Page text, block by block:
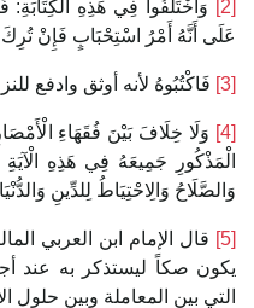
[2]
وَاخْتَلَفُوا فِي هَذِهِ
عَلَى أَنَّهُ أَمْرُ اسْتِحْبَابٍ فَإِنْ
[3] فَاكْتُبُوهُ لأنه أوثق وادفع
[4]
وَلَا خِلَافَ بَيْنَ فُقَهَاءِ
الْمَذْكُورِ جَمِيعَهُ فِي هَذِهِ
وَالصَّلَاحُ وَالِاحْتِيَاطُ لِلدِّينِ
[5]
قال الإمام ابن العربي
يكون صكاً ليستذكر به عند
التي بين المعاملة وبين حلول